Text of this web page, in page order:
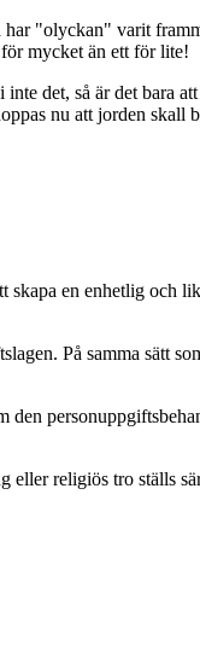
"olyckan" varit
mycket än ett för lite!
det, så är det
nu att jorden
en enhetlig och
På samma sätt
religiös tro ställs